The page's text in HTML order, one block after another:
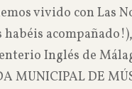
vivido con Las
habéis
Inglés de
MUNICIPAL DE